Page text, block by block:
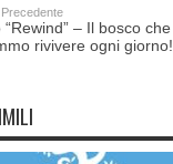
“Rewind” – Il bosco che
rivivere ogni giorno!